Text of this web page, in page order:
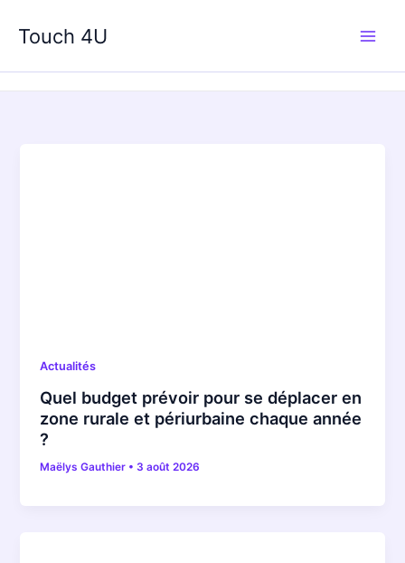
Touch 4U
Actualités
Quel budget prévoir pour se déplacer en
zone rurale et périurbaine chaque année
?
Maëlys Gauthier • 3 août 2026